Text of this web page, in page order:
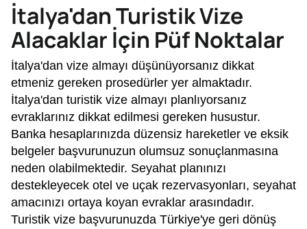
İtalya'dan Turistik Vize
Alacaklar İçin Püf Noktalar
İtalya'dan vize almayı düşünüyorsanız dikkat
etmeniz gereken prosedürler yer almaktadır.
İtalya'dan turistik vize almayı planlıyorsanız
evraklarınız dikkat edilmesi gereken husustur.
Banka hesaplarınızda düzensiz hareketler ve eksik
belgeler başvurunuzun olumsuz sonuçlanmasına
neden olabilmektedir. Seyahat planınızı
destekleyecek otel ve uçak rezervasyonları, seyahat
amacınızı ortaya koyan evraklar arasındadır.
Turistik vize başvurunuzda Türkiye'ye geri dönüş